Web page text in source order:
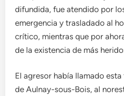
difundida, fue atendido por
emergencia y trasladado al
crítico, mientras que por
de la existencia de más
El agresor había llamado
de Aulnay-sous-Bois, al